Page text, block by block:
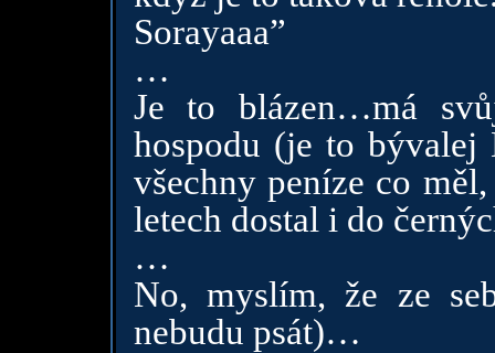
Sorayaaa”
…
Je to blázen…má
hospodu (je to
všechny peníze co
letech dostal i do
…
No, myslím, že ze
nebudu psát)…